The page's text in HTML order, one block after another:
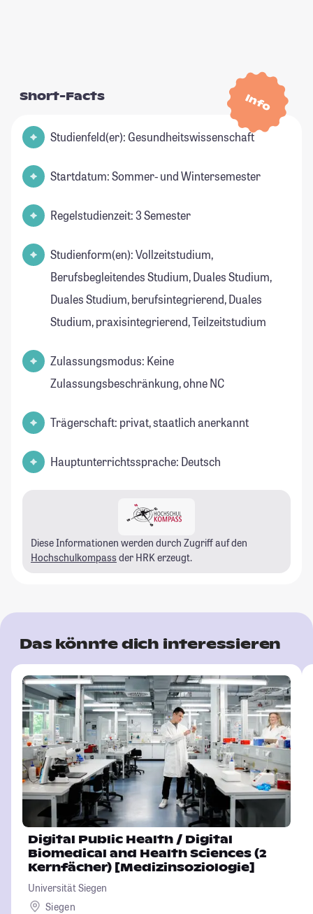
Info
Short-Facts
Studienfeld(er): Gesundheitswissenschaft
Startdatum: Sommer- und Wintersemester
Regelstudienzeit: 3 Semester
Studienform(en): Vollzeitstudium,
Berufsbegleitendes Studium, Duales Studium,
Duales Studium, berufsintegrierend, Duales
Studium, praxisintegrierend, Teilzeitstudium
Zulassungsmodus: Keine
Zulassungsbeschränkung, ohne NC
Trägerschaft: privat, staatlich anerkannt
Hauptunterrichtssprache: Deutsch
Diese Informationen werden durch Zugriff auf den
Hochschulkompass der HRK erzeugt.
Das könnte dich interessieren
Digital Public Health / Digital
Biomedical and Health Sciences (2
Kernfächer) [Medizinsoziologie]
Universität Siegen
Siegen